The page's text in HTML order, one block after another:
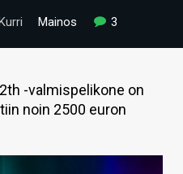
Mainos 3
-valmispelikone on
noin 2500 euron